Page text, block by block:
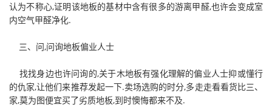
认为不称心,证明该地板的基材中含有很多的游离甲醛,也许会变成室
内空气甲醛净化.
三、问,问询地板偏业人士
找找身边也许问询的,关于木地板有强化理解的偏业人士抑或懂行
的仇家,让他们来推荐发起一下.卖场选购的时分,多走走看看货比三、
家,莫为图便宜买了劣质地板,到时懊悔都来不及.